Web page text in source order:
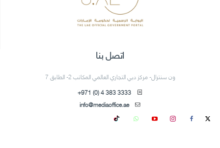
اتصل بنا
ون سنترال- مركز دبي التجاري العالمي المكاتب 2- الطابق 7
+971 (0) 4 383 3333
info@mediaoffice.ae